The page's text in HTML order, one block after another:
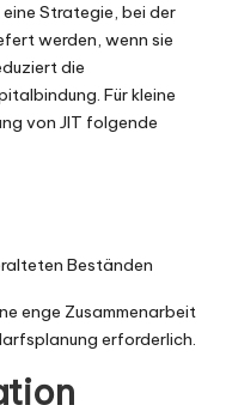
Strategie, bei der
werden, wenn sie
die
Für kleine
von JIT folgende
Beständen
enge Zusammenarbeit
erforderlich.